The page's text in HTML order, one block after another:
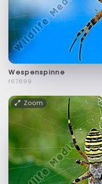
Wespenspinne
f67899
Zoom